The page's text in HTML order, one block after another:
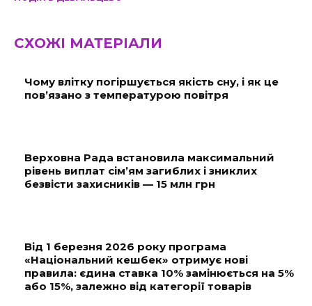
СХОЖІ МАТЕРІАЛИ
Чому влітку погіршується якість сну, і як це
пов’язано з температурою повітря
Верховна Рада встановила максимальний
рівень виплат сім’ям загиблих і зниклих
безвісти захисників — 15 млн грн
Від 1 березня 2026 року програма
«Національний кешбек» отримує нові
правила: єдина ставка 10% замінюється на 5%
або 15%, залежно від категорії товарів